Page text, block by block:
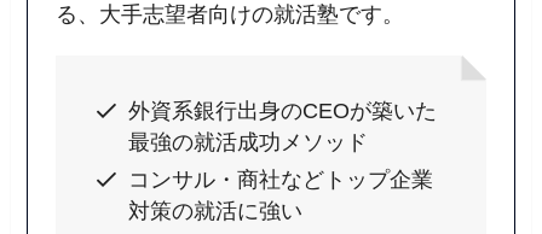
る、大手志望者向けの就活塾です。
外資系銀行出身のCEOが築いた
最強の就活成功メソッド
コンサル・商社などトップ企業
対策の就活に強い